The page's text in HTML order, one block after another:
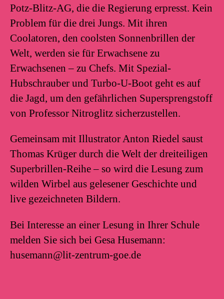
Potz-Blitz-AG, die die Regierung erpresst. Kein
Problem für die drei Jungs. Mit ihren
Coolatoren, den coolsten Sonnenbrillen der
Welt, werden sie für Erwachsene zu
Erwachsenen – zu Chefs. Mit Spezial-
Hubschrauber und Turbo-U-Boot geht es auf
die Jagd, um den gefährlichen Supersprengstoff
von Professor Nitroglitz sicherzustellen.
Gemeinsam mit Illustrator Anton Riedel saust
Thomas Krüger durch die Welt der dreiteiligen
Superbrillen-Reihe – so wird die Lesung zum
wilden Wirbel aus gelesener Geschichte und
live gezeichneten Bildern.
Bei Interesse an einer Lesung in Ihrer Schule
melden Sie sich bei Gesa Husemann:
husemann@lit-zentrum-goe.de